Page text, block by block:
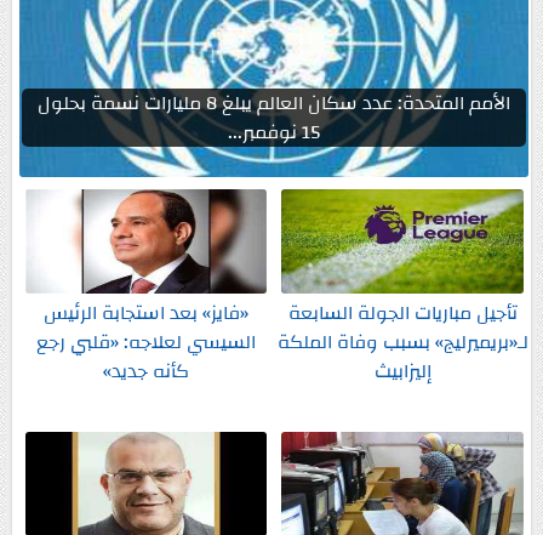
الأمم المتحدة: عدد سكان العالم يبلغ 8 مليارات نسمة بحلول
15 نوفمبر...
تأجيل مباريات الجولة السابعة
لـ«بريميرليج» بسبب وفاة الملكة
إليزابيث
«فايز» بعد استجابة الرئيس
السيسي لعلاجه: «قلبي رجع
كأنه جديد»